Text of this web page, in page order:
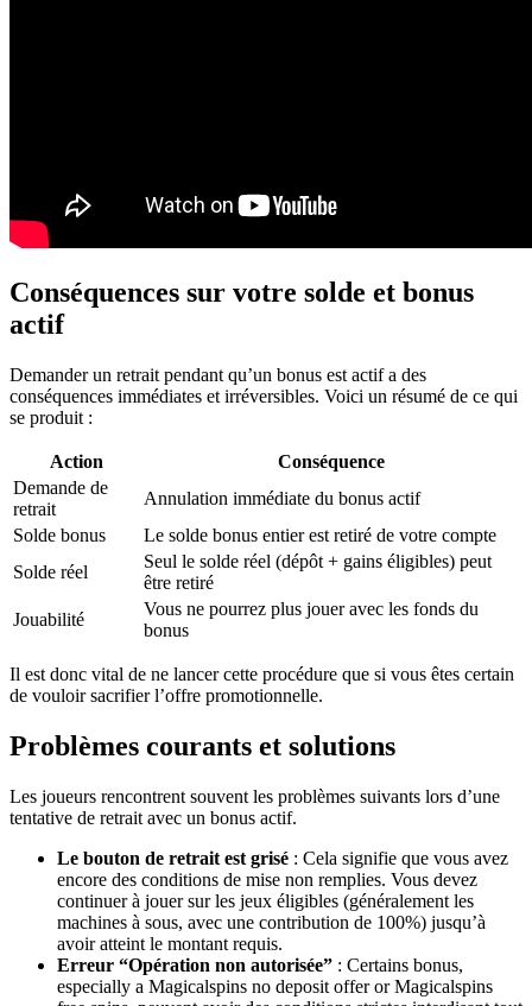
Conséquences sur votre solde et bonus
actif
Demander un retrait pendant qu’un bonus est actif a des
conséquences immédiates et irréversibles. Voici un résumé de ce qui
se produit :
Action
Conséquence
Demande de
retrait
Annulation immédiate du bonus actif
Solde bonus
Le solde bonus entier est retiré de votre compte
Solde réel
Seul le solde réel (dépôt + gains éligibles) peut
être retiré
Jouabilité
Vous ne pourrez plus jouer avec les fonds du
bonus
Il est donc vital de ne lancer cette procédure que si vous êtes certain
de vouloir sacrifier l’offre promotionnelle.
Problèmes courants et solutions
Les joueurs rencontrent souvent les problèmes suivants lors d’une
tentative de retrait avec un bonus actif.
Le bouton de retrait est grisé : Cela signifie que vous avez
encore des conditions de mise non remplies. Vous devez
continuer à jouer sur les jeux éligibles (généralement les
machines à sous, avec une contribution de 100%) jusqu’à
avoir atteint le montant requis.
Erreur “Opération non autorisée” : Certains bonus,
especially a Magicalspins no deposit offer or Magicalspins